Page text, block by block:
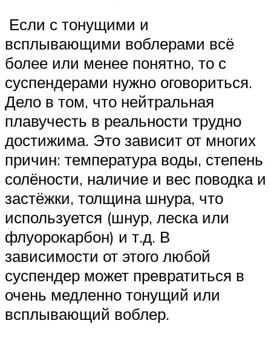
Если с тонущими и
всплывающими воблерами всё
более или менее понятно, то с
суспендерами нужно оговориться.
Дело в том, что нейтральная
плавучесть в реальности трудно
достижима. Это зависит от многих
причин: температура воды, степень
солёности, наличие и вес поводка и
застёжки, толщина шнура, что
используется (шнур, леска или
флуорокарбон) и т.д. В
зависимости от этого любой
суспендер может превратиться в
очень медленно тонущий или
всплывающий воблер.